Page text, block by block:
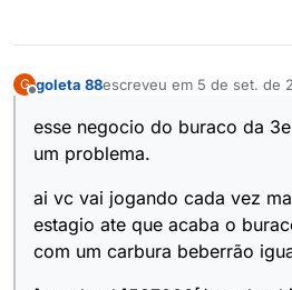
G goleta 88escreveu em 5 de set. de
última edição por
esse negocio do buraco da
um problema.
ai vc vai jogando cada vez
estagio ate que acaba o
com um carbura beberrão